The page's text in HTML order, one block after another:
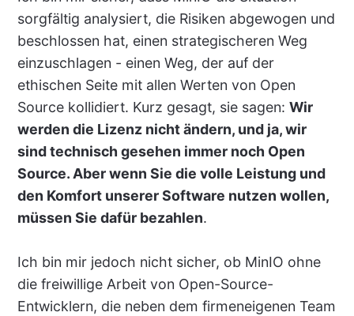
sorgfältig analysiert, die Risiken abgewogen und
beschlossen hat, einen strategischeren Weg
einzuschlagen - einen Weg, der auf der
ethischen Seite mit allen Werten von Open
Source kollidiert. Kurz gesagt, sie sagen: Wir
werden die Lizenz nicht ändern, und ja, wir
sind technisch gesehen immer noch Open
Source. Aber wenn Sie die volle Leistung und
den Komfort unserer Software nutzen wollen,
müssen Sie dafür bezahlen.
Ich bin mir jedoch nicht sicher, ob MinIO ohne
die freiwillige Arbeit von Open-Source-
Entwicklern, die neben dem firmeneigenen Team